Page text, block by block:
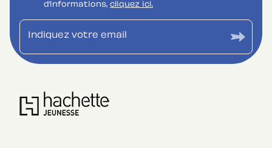
d’informations, cliquez ici.
Indiquez votre email